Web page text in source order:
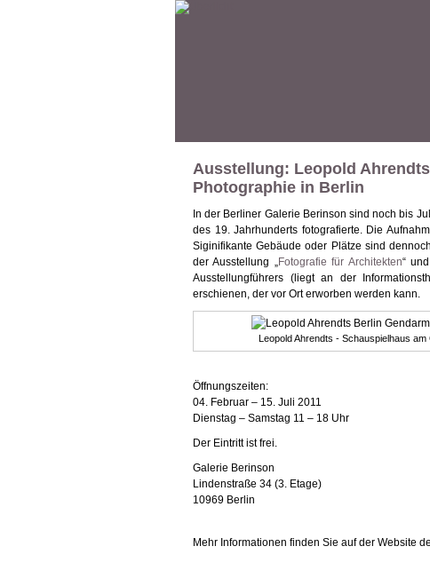
Ausstellung: Leopold
Photographie in Berlin
In der Berliner Galerie Berinson sind noch bis
des 19. Jahrhunderts fotografierte. Die
Siginifikante Gebäude oder Plätze sind
der Ausstellung „Fotografie für Architekten“
Ausstellungführers (liegt an der
erschienen, der vor Ort erworben werden kann.
Leopold Ahrendts - Schauspielhaus
Öffnungszeiten:
04. Februar – 15. Juli 2011
Dienstag – Samstag 11 – 18 Uhr
Der Eintritt ist frei.
Galerie Berinson
Lindenstraße 34 (3. Etage)
10969 Berlin
Mehr Informationen finden Sie auf der Website